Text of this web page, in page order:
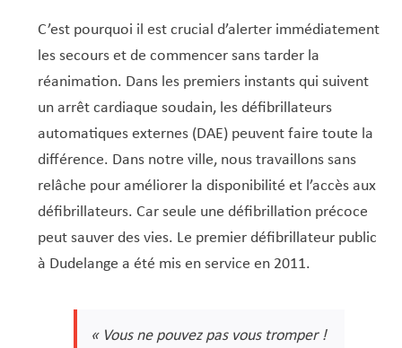
Musée municipal
Service national de la jeunesse (SNJ) – Antenne
locale
Service écologique – Maison verte
Subsides et aides en matière d’environnement
Vélo
Zones 20 & 30
Réserve naturelle Haard
Sentier narratif (Lauschterwee)
Urban Garden NeiSchmelz
Service logement
Pacte Logement 2.0
PAG (Plan d’Aménagement Général)
PAP QE (Plan d’Aménagement Particulier « Quartiers
Existants »)
PAP NQ (Plan d’Aménagement Particulier « Nouveau
Quartier »)
PAP approuvés
PAG/PAP QE – Modifications ponctuelles
PAP QE
Projet NeiSchmelz
Shared space
C’est pourquoi il est crucial d’alerter immédiatement
les secours et de commencer sans tarder la
réanimation. Dans les premiers instants qui suivent
un arrêt cardiaque soudain, les défibrillateurs
automatiques externes (DAE) peuvent faire toute la
différence. Dans notre ville, nous travaillons sans
relâche pour améliorer la disponibilité et l’accès aux
défibrillateurs. Car seule une défibrillation précoce
peut sauver des vies. Le premier défibrillateur public
à Dudelange a été mis en service en 2011.
« Vous ne pouvez pas vous tromper !